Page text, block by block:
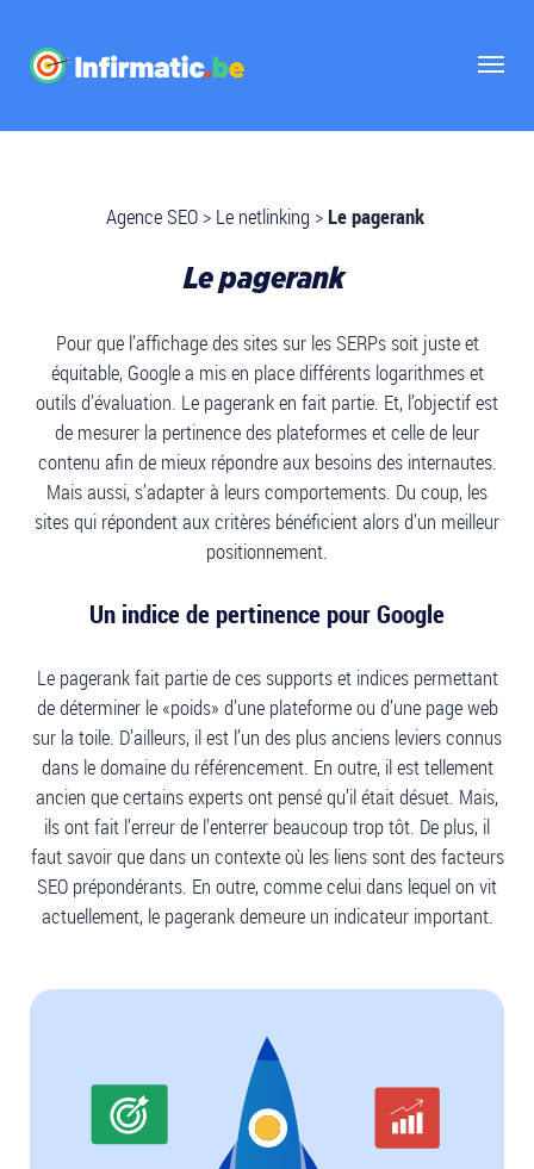
Agence SEO> Le netlinking > Le pagerank
Le pagerank
Pour que l’affichage des sites sur les SERPs soit juste et
équitable, Google a mis en place différents logarithmes et
outils d’évaluation. Le pagerank en fait partie. Et, l’objectif est
de mesurer la pertinence des plateformes et celle de leur
contenu afin de mieux répondre aux besoins des internautes.
Mais aussi, s’adapter à leurs comportements. Du coup, les
sites qui répondent aux critères bénéficient alors d’un meilleur
positionnement.
Un indice de pertinence pour Google
Le pagerank fait partie de ces supports et indices permettant
de déterminer le «poids» d’une plateforme ou d’une page web
sur la toile. D’ailleurs, il est l’un des plus anciens leviers connus
dans le domaine du référencement. En outre, il est tellement
ancien que certains experts ont pensé qu’il était désuet. Mais,
ils ont fait l’erreur de l’enterrer beaucoup trop tôt. De plus, il
faut savoir que dans un contexte où les liens sont des facteurs
SEO prépondérants. En outre, comme celui dans lequel on vit
actuellement, le pagerank demeure un indicateur important.